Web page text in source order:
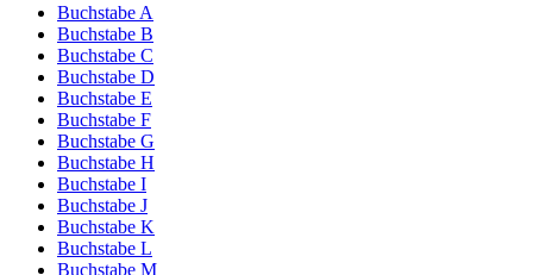
Buchstabe A
Buchstabe B
Buchstabe C
Buchstabe D
Buchstabe E
Buchstabe F
Buchstabe G
Buchstabe H
Buchstabe I
Buchstabe J
Buchstabe K
Buchstabe L
Buchstabe M